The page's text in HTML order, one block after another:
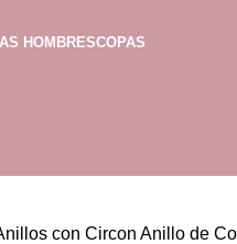
HOMBRESCOPAS
con Circon Anillo de